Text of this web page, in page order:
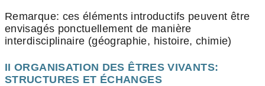
Remarque: ces éléments introductifs peuvent être
envisagés ponctuellement de manière
interdisciplinaire (géographie, histoire, chimie)
II ORGANISATION DES ÊTRES VIVANTS:
STRUCTURES ET ÉCHANGES